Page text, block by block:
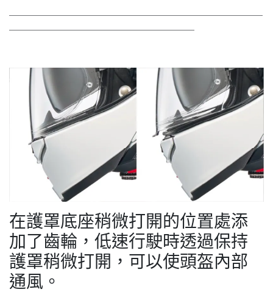
在護罩底座稍微打開的位置處添
加了齒輪，低速行駛時透過保持
護罩稍微打開，可以使頭盔內部
通風。